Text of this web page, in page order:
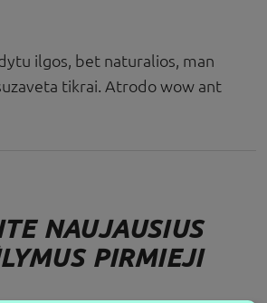
ilgos, bet naturalios, man
tikrai. Atrodo wow ant
NAUJAUSIUS
PIRMIEJI